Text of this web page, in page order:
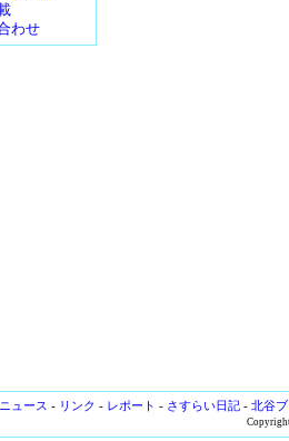
わせ
ニュース - リンク - レポート - さすらい日記- 北谷